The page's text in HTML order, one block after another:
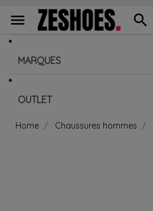
menu search
MARQUES
OUTLET
Home Chaussures hommes